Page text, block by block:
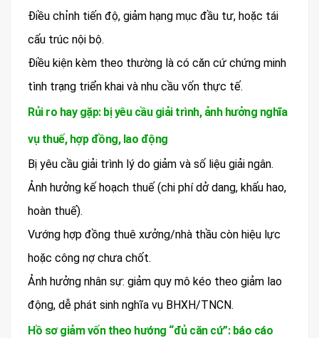
Điều chỉnh tiến độ, giảm hạng mục đầu tư, hoặc tái
cấu trúc nội bộ.
Điều kiện kèm theo thường là có căn cứ chứng minh
tình trạng triển khai và nhu cầu vốn thực tế.
Rủi ro hay gặp: bị yêu cầu giải trình, ảnh hưởng nghĩa
vụ thuế, hợp đồng, lao động
Bị yêu cầu giải trình lý do giảm và số liệu giải ngân.
Ảnh hưởng kế hoạch thuế (chi phí dở dang, khấu hao,
hoàn thuế).
Vướng hợp đồng thuê xưởng/nhà thầu còn hiệu lực
hoặc công nợ chưa chốt.
Ảnh hưởng nhân sự: giảm quy mô kéo theo giảm lao
động, dễ phát sinh nghĩa vụ BHXH/TNCN.
Hồ sơ giảm vốn theo hướng “đủ căn cứ”: báo cáo